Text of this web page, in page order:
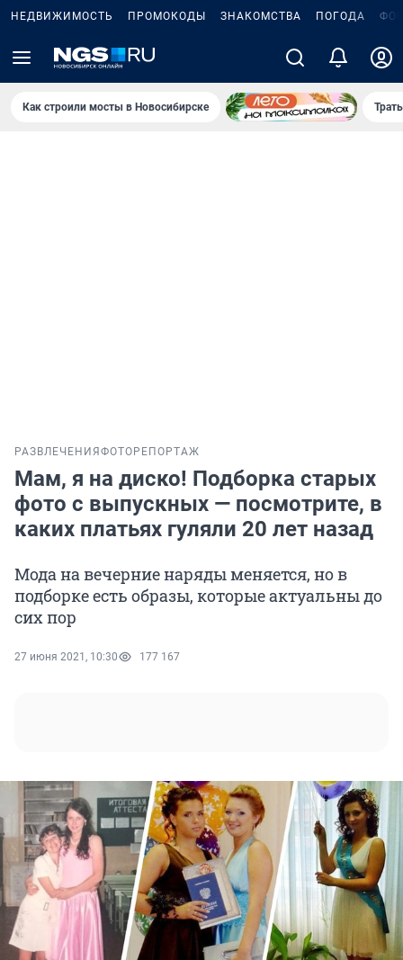
НЕДВИЖИМОСТЬ ПРОМОКОДЫ ЗНАКОМСТВА ПОГОДА
Как строили мосты в Новосибирске
РАЗВЛЕЧЕНИЯ ФОТОРЕПОРТАЖ
Мам, я на диско! Подборка старых
фото с выпускных — посмотрите, в
каких платьях гуляли 20 лет назад
Мода на вечерние наряды меняется, но в
подборке есть образы, которые актуальны до
сих пор
27 июня 2021, 10:30 177 167